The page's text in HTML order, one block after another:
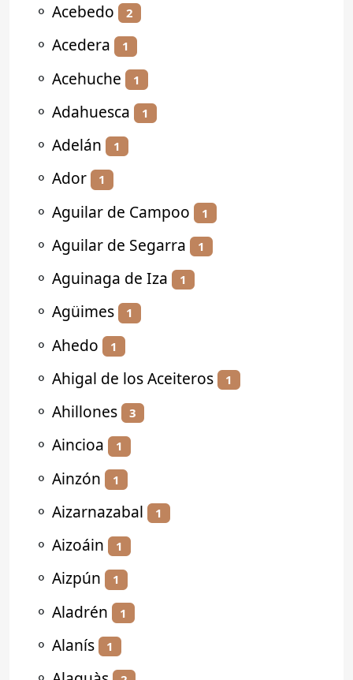
⚬ Acebedo 2
⚬ Acedera 1
⚬ Acehuche 1
⚬ Adahuesca 1
⚬ Adelán 1
⚬ Ador 1
⚬ Aguilar de Campoo 1
⚬ Aguilar de Segarra 1
⚬ Aguinaga de Iza 1
⚬ Agüimes 1
⚬ Ahedo 1
⚬ Ahigal de los Aceiteros 1
⚬ Ahillones 3
⚬ Aincioa 1
⚬ Ainzón 1
⚬ Aizarnazabal 1
⚬ Aizoáin 1
⚬ Aizpún 1
⚬ Aladrén 1
⚬ Alanís 1